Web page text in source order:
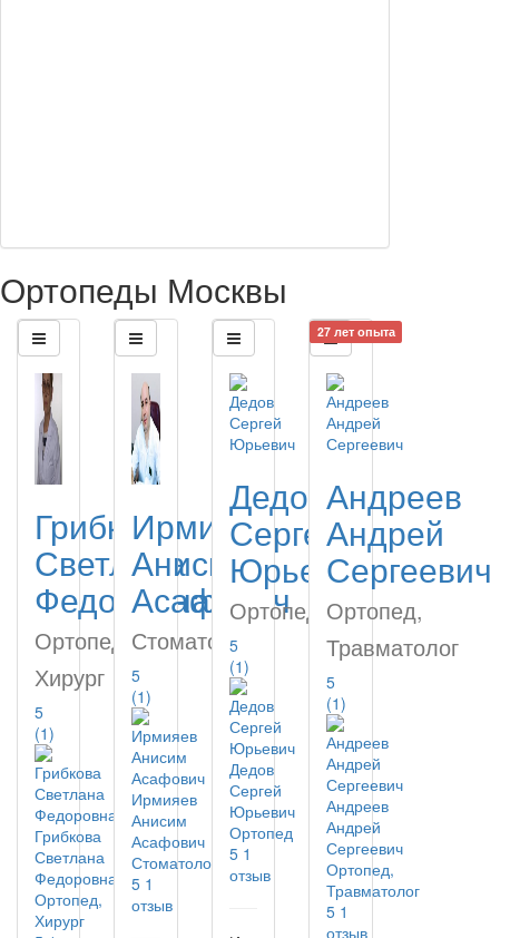
Ортопеды Москвы
Грибкова
Светлана
Федоровна
Ортопед,
Хирург
5
(1)
Грибкова
Светлана
Федоровна
Ортопед,
Хирург
Ирмияев
Анисим
Асафович
Стоматолог
5
(1)
Ирмияев
Анисим
Асафович
Стоматолог
5 1
отзыв
Дедов
Сергей
Юрьевич
Ортопед
5
(1)
Дедов
Сергей
Юрьевич
Ортопед
5 1
отзыв
27 лет опыта
Андреев
Андрей
Сергеевич
Ортопед,
Травматолог
5
(1)
Андреев
Андрей
Сергеевич
Ортопед,
Травматолог
5 1
отзыв